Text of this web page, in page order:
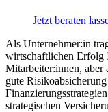
Jetzt beraten
Als Unternehmer:in
wirtschaftlichen Erfolg
Mitarbeiter:innen, aber
gute
strategischen